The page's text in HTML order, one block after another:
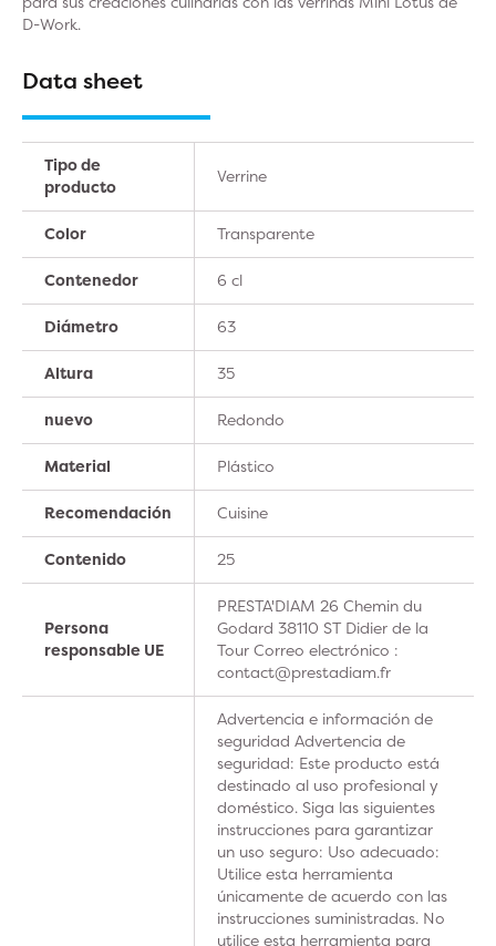
D-Work.
Data sheet
Tipo de
producto
Verrine
Color Transparente
Contenedor 6 cl
Diámetro 63
Altura 35
nuevo Redondo
Material Plástico
Recomendación Cuisine
Contenido 25
Persona
responsable UE
PRESTA'DIAM 26 Chemin du
Godard 38110 ST Didier de la
Tour Correo electrónico :
contact@prestadiam.fr
Advertencia e información de
seguridad Advertencia de
seguridad: Este producto está
destinado al uso profesional y
doméstico. Siga las siguientes
instrucciones para garantizar
un uso seguro: Uso adecuado:
Utilice esta herramienta
únicamente de acuerdo con las
instrucciones suministradas. No
utilice esta herramienta para